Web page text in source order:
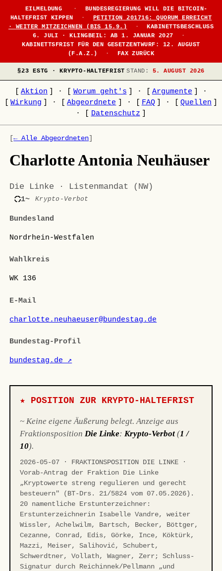
EILMELDUNG ·
BUNDESREGIERUNG WILL DIE BITCOIN-
HALTEFRIST KIPPEN
·
PETITION 201716: QUORUM ERREICHT
· WEITER MITZEICHNEN (BIS 15.9.)
·
KABINETTSBESCHLUSS
6. JULI · KLINGBEIL: AB 1. JANUAR 2027
·
KABINETTSFRIST FÜR DEN GESETZENTWURF: 12. AUGUST
(F.A.Z.)
· FAX ZURÜCK
§23 ESTG · KRYPTO-HALTEFRIST STAND: 5. AUGUST 2026
Aktion · Worum geht's · Argumente
·
Wirkung · Abgeordnete · FAQ · Quellen
·
Datenschutz
[← Alle Abgeordneten]
Charlotte Antonia Neuhäuser
Die Linke · Listenmandat (NW)
1~ Krypto-Verbot
Bundesland
Nordrhein-Westfalen
Wahlkreis
WK 136
E-Mail
charlotte.neuhaeuser@bundestag.de
Bundestag-Profil
bundestag.de ↗
★ POSITION ZUR KRYPTO-HALTEFRIST
~ Keine eigene Äußerung belegt. Anzeige aus
FraktionspositionDie Linke:Krypto-Verbot (1 /
10).
2026-05-07 · FRAKTIONSPOSITION DIE LINKE ·
Vorab-Antrag der Fraktion Die Linke
„Kryptowerte streng regulieren und gerecht
besteuern" (BT-Drs. 21/5824 vom 07.05.2026).
20 namentliche Erstunterzeichner:
Erstunterzeichnerin Isabelle Vandre, weiter
Wissler, Achelwilm, Bartsch, Becker, Böttger,
Cezanne, Conrad, Edis, Görke, Ince, Köktürk,
Mazzi, Meiser, Salihović, Schubert,
Schwerdtner, Vollath, Wagner, Zerr; Schluss-
Signatur durch Reichinnek/Pellmann „und